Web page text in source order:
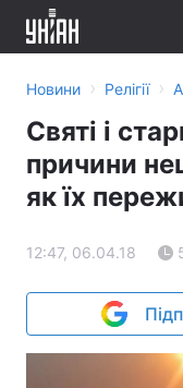
Новини › Релігії ›
Святі і
причини
як їх
12:47, 06.04.18